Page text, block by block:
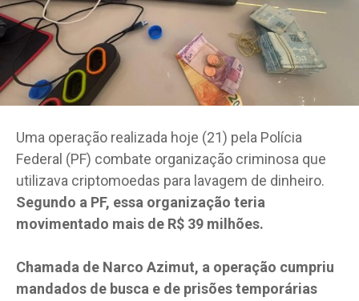
Uma operação realizada hoje (21) pela Polícia
Federal (PF) combate organização criminosa que
utilizava criptomoedas para lavagem de dinheiro.
Segundo a PF, essa organização teria
movimentado mais de R$ 39 milhões.
Chamada de Narco Azimut, a operação cumpriu
mandados de busca e de prisões temporárias